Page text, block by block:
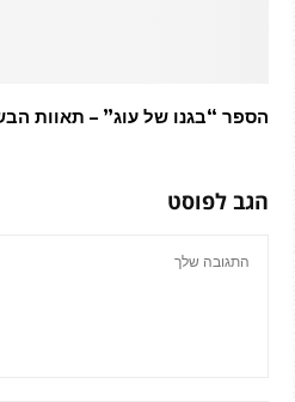
הספר “בגנו של עוג” – תאוות
הגב לפוסט